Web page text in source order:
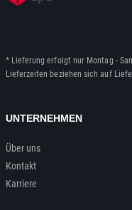
* Lieferung erfolgt nur Montag -
Lieferzeiten beziehen sich auf
UNTERNEHMEN
Über uns
Kontakt
Karriere